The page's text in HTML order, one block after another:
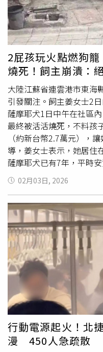
必注意用火安全，切勿亂
2屁孩玩火點燃狗
燒死！飼主崩潰：
大陸江蘇省連雲港市東海
引發關注。飼主姜女士2
薩摩耶犬1日中午在社區
最終被活活燒死，不料孩
（約新台幣2.7萬元），
導，姜女士表示，她居住
薩摩耶犬已有7年，平時
中。1日中午，2名男孩
入狗籠內，因籠內遮擋布
迅速起火，狗狗無法逃生
器畫面顯示，1日中午12
外，其中1人將點燃的煙
人隨即跑開。約1分鐘後
籠外觀望，未再丟入籠中
雞隻，另名男孩則在籠外
後，狗籠內黑煙密布，火
噬，狗狗的慘叫聲不絕
日發生1起寵物遭燒死事
新聞）姜女和家人與狗狗
經警方介入協調，男童家
元私下和解，或另行賠償
強調希望對方能在社區住
02月03日, 2026
行動電源起火！北
漫 450人急疏散